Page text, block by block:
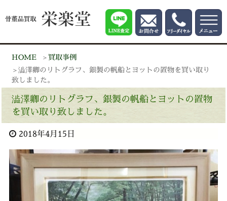
HOME
買取事例
澁澤卿のリトグラフ、銀製の帆船とヨットの置物を買い取り
致しました。
澁澤卿のリトグラフ、銀製の帆船とヨットの置物
を買い取り致しました。
2018年4月15日